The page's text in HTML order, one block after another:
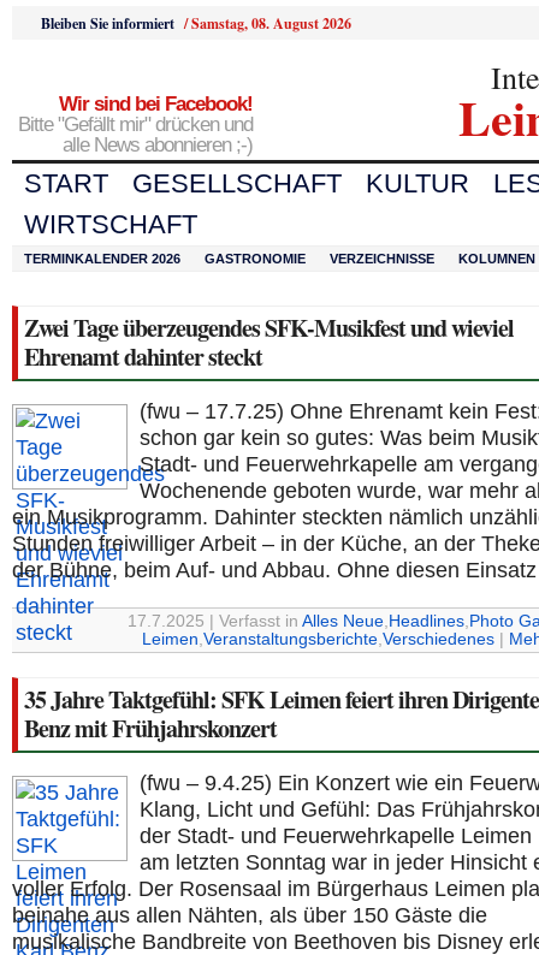
Bleiben Sie informiert /Samstag, 08. August 2026
Wir sind bei Facebook!
Bitte "Gefällt mir" drücken und
alle News abonnieren ;-)
START GESELLSCHAFT KULTUR
WIRTSCHAFT
TERMINKALENDER 2026 GASTRONOMIE VERZEICHNISSE KOLUMNEN
Zwei Tage überzeugendes SFK-Musikfest und wieviel
Ehrenamt dahinter steckt
(fwu – 17.7.25) Ohne Ehrenamt kein
schon gar kein so gutes: Was beim
Stadt- und Feuerwehrkapelle am
Wochenende geboten wurde, war mehr
ein Musikprogramm. Dahinter steckten nämlich
Stunden freiwilliger Arbeit – in der Küche, an der
der Bühne, beim Auf- und Abbau. Ohne diesen
17.7.2025 | Verfasst in Alles Neue, Headlines, Photo
Leimen,Veranstaltungsberichte,Verschiedenes
35 Jahre Taktgefühl: SFK Leimen feiert ihren
Benz mit Frühjahrskonzert
(fwu – 9.4.25) Ein Konzert wie ein
Klang, Licht und Gefühl: Das
der Stadt- und Feuerwehrkapelle Leimen
am letzten Sonntag war in jeder Hinsicht
voller Erfolg. Der Rosensaal im Bürgerhaus Leimen
beinahe aus allen Nähten, als über 150 Gäste die
musikalische Bandbreite von Beethoven bis Disney